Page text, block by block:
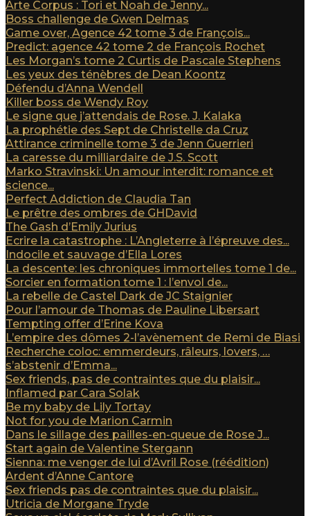
Arte Corpus : Tori et Noah de Jenny...
Boss challenge de Gwen Delmas
Game over, Agence 42 tome 3 de François...
Predict: agence 42 tome 2 de François Rochet
Les Morgan’s tome 2 Curtis de Pascale Stephens
Les yeux des ténèbres de Dean Koontz
Défendu d’Anna Wendell
Killer boss de Wendy Roy
Le signe que j’attendais de Rose. J. Kalaka
La prophétie des Sept de Christelle da Cruz
Attirance criminelle tome 3 de Jenn Guerrieri
La caresse du milliardaire de J.S. Scott
Marko Stravinski: Un amour interdit: romance et
science...
Perfect Addiction de Claudia Tan
Le prêtre des ombres de GHDavid
The Gash d’Emily Jurius
Ecrire la catastrophe : L’Angleterre à l’épreuve des...
Indocile et sauvage d’Ella Lores
La descente: les chroniques immortelles tome 1 de...
Sorcier en formation tome 1 : l’envol de...
La rebelle de Castel Dark de JC Staignier
Pour l’amour de Thomas de Pauline Libersart
Tempting offer d’Erine Kova
L’empire des dômes 2-l’avènement de Remi de Biasi
Recherche coloc: emmerdeurs, râleurs, lovers, …
s’abstenir d’Emma...
Sex friends, pas de contraintes que du plaisir...
Inflamed par Cara Solak
Be my baby de Lily Tortay
Not for you de Marion Carmin
Dans le sillage des pailles-en-queue de Rose J...
Start again de Valentine Stergann
Sienna: me venger de lui d’Avril Rose (réédition)
Ardent d’Anne Cantore
Sex friends pas de contraintes que du plaisir...
Utricia de Morgane Tryde